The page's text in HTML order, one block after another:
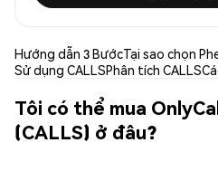
Hướng dẫn 3 BướcTại sao chọn
Sử dụng CALLSPhân tích CALLS
Tôi có thể mua
(CALLS) ở đâu?